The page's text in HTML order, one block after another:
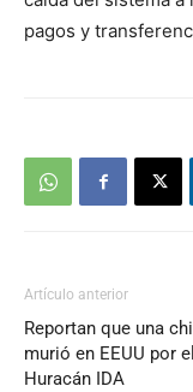
pagos y
Artículo anterior
Reportan que una
murió en EEUU por
Huracán IDA